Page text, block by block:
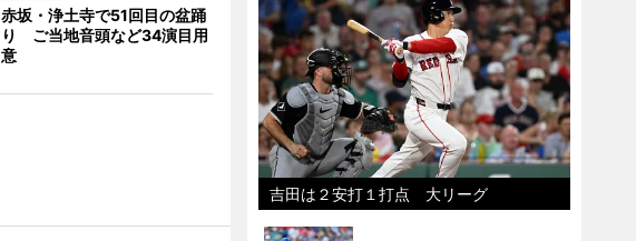
赤坂・浄土寺で51回目の盆踊
り ご当地音頭など34演目用
意
吉田は２安打１打点 大リーグ